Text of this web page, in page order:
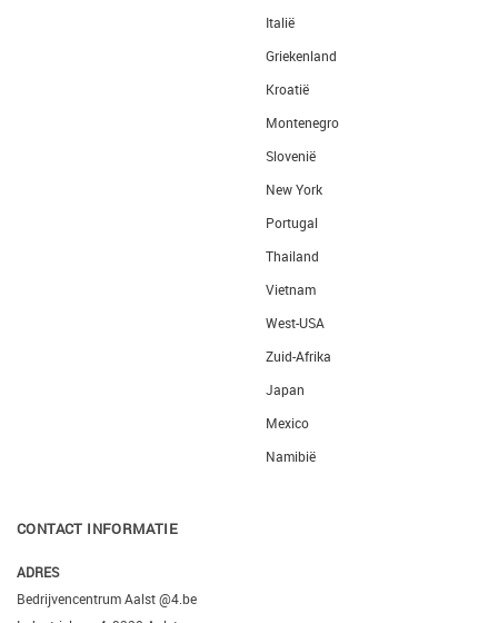
Italië
Griekenland
Kroatië
Montenegro
Slovenië
New York
Portugal
Thailand
Vietnam
West-USA
Zuid-Afrika
Japan
Mexico
Namibië
CONTACT INFORMATIE
ADRES
Bedrijvencentrum Aalst @4.be